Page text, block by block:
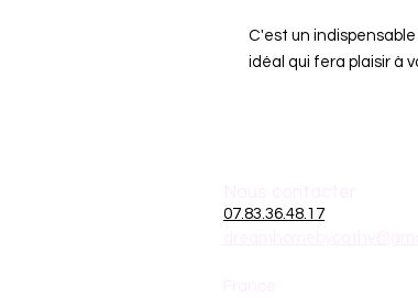
C'est un
idéal qui fera plaisir à
07.83.36.48.17